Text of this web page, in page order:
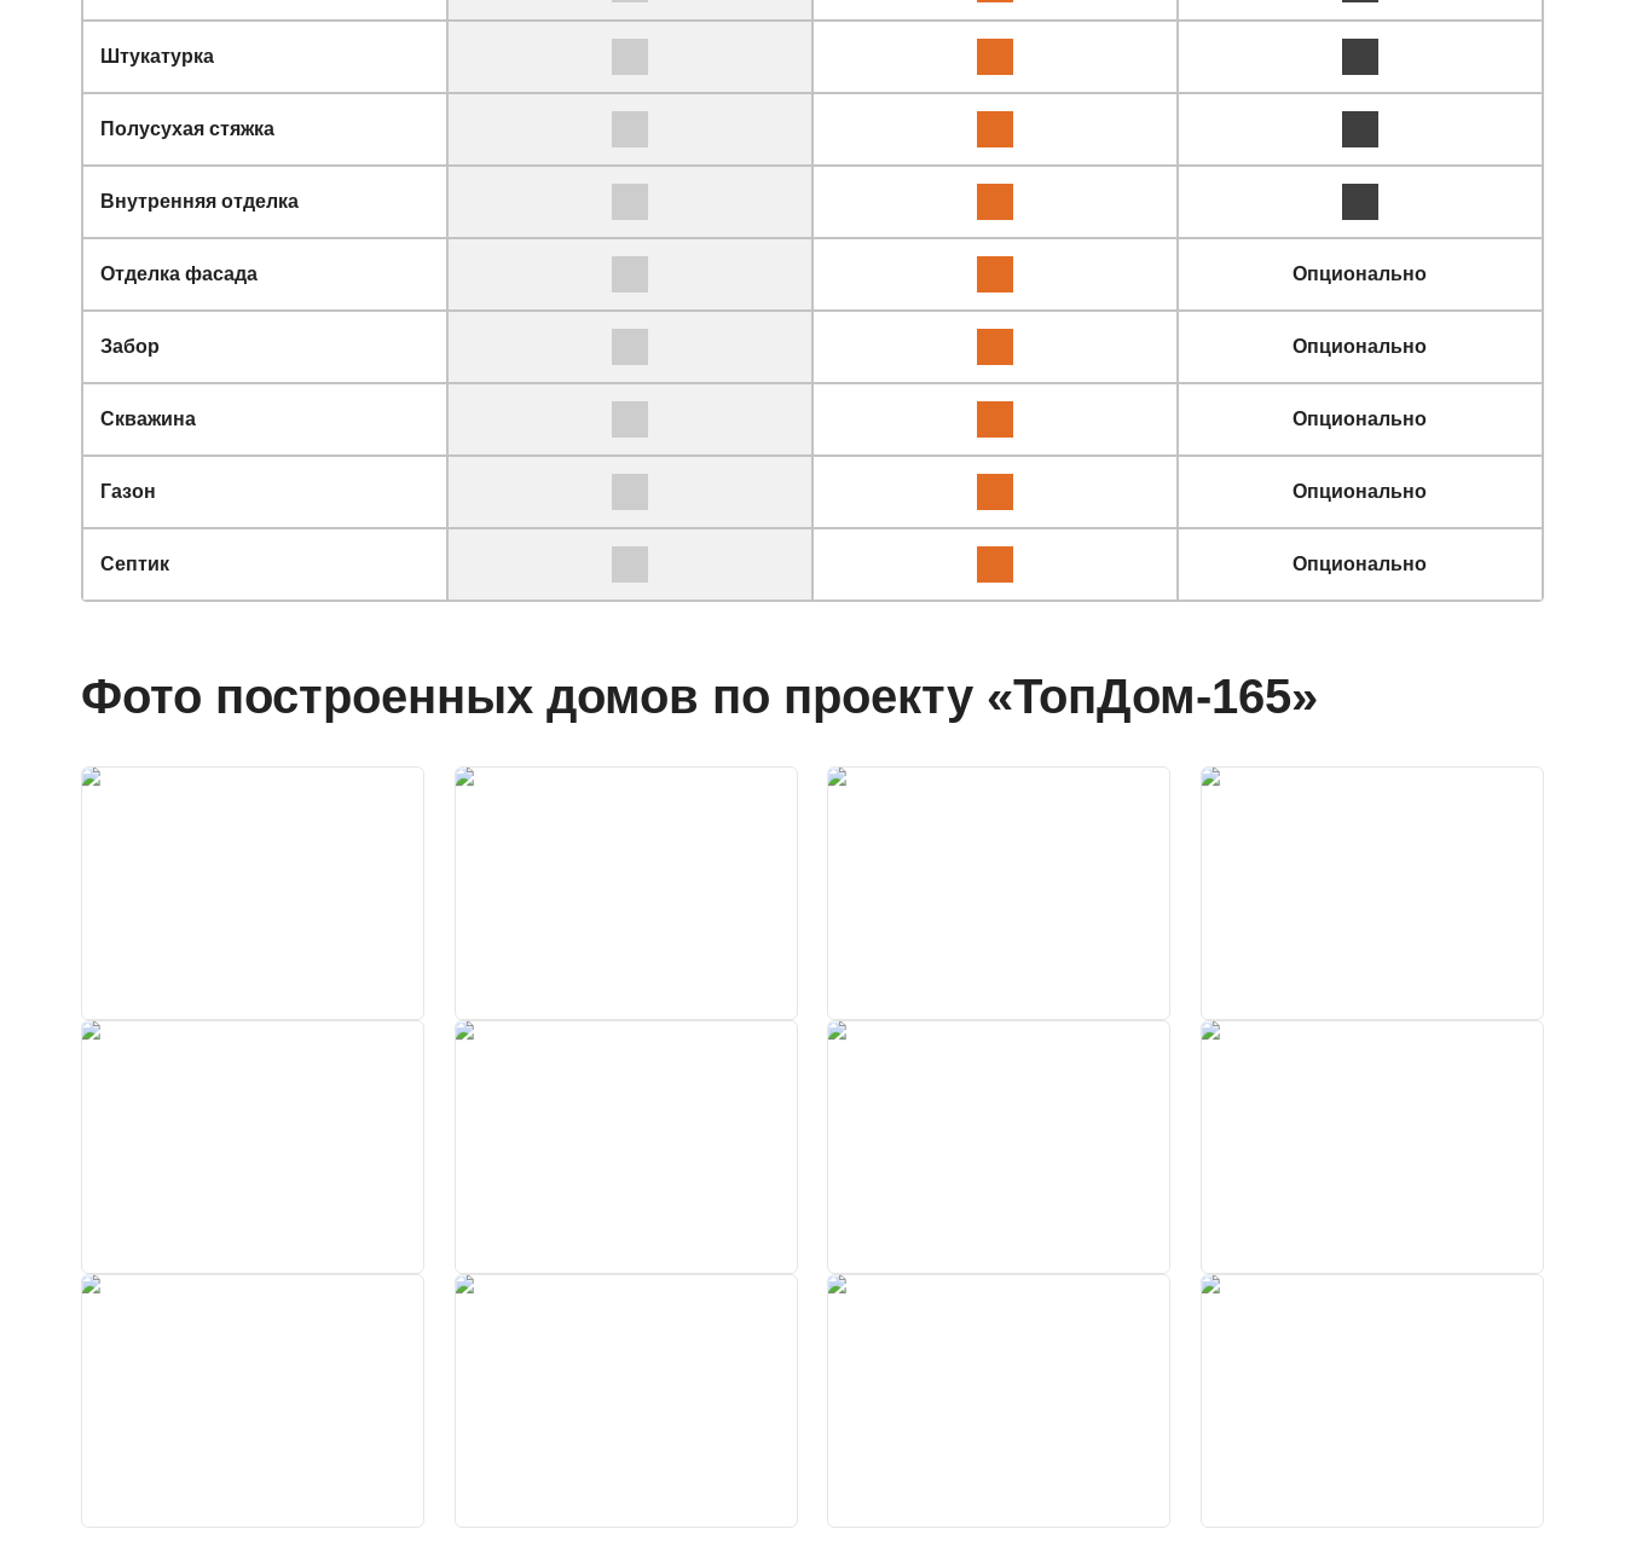
Штукатурка
Полусухая стяжка
Внутренняя отделка
Отделка фасада Опционально
Забор Опционально
Скважина Опционально
Газон Опционально
Септик Опционально
Фото построенных домов по проекту «ТопДом-165»